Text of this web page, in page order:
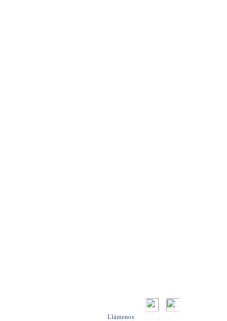
Llámenos